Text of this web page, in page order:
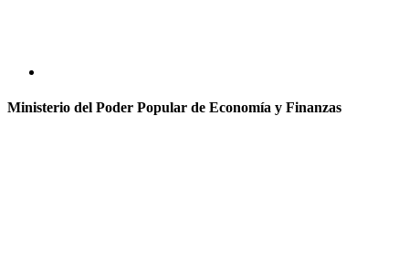
Ministerio del Poder Popular de Economía y Finanzas